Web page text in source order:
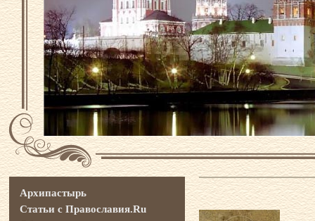
Архипастырь
Статьи с Православия.Ru